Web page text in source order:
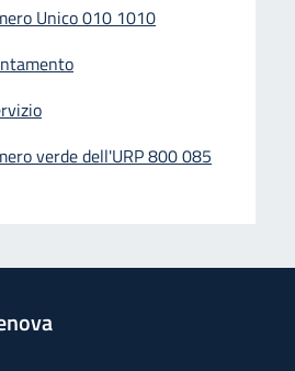
Unico 010 1010
verde dell'URP 800 085